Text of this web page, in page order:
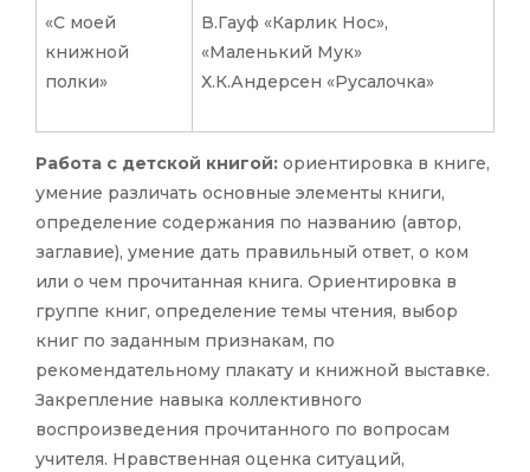
«С моей
книжной
полки»
В.Гауф «Карлик Нос»,
«Маленький Мук»
Х.К.Андерсен «Русалочка»
Работа с детской книгой: ориентировка в книге,
умение различать основные элементы книги,
определение содержания по названию (автор,
заглавие), умение дать правильный ответ, о ком
или о чем прочитанная книга. Ориентировка в
группе книг, определение темы чтения, выбор
книг по заданным признакам, по
рекомендательному плакату и книжной выставке.
Закрепление навыка коллективного
воспроизведения прочитанного по вопросам
учителя. Нравственная оценка ситуаций,